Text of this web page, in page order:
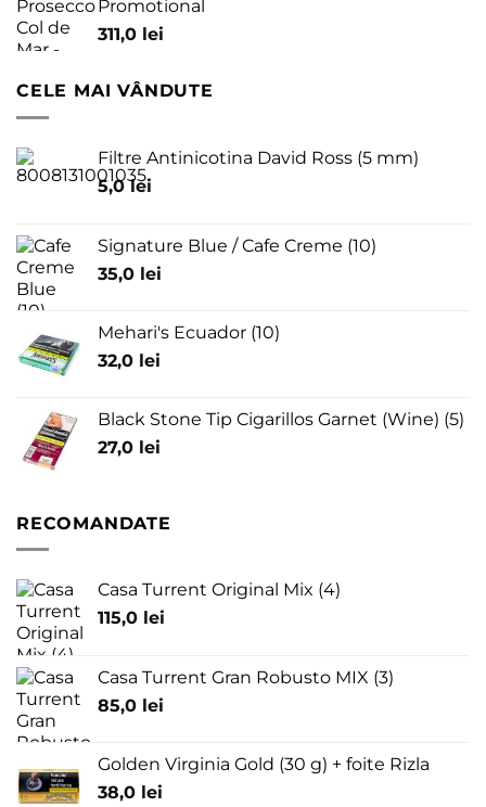
Promotional
311,0 lei
CELE MAI VÂNDUTE
Filtre Antinicotina David Ross (5 mm)
5,0lei
Signature Blue / Cafe Creme (10)
35,0 lei
Mehari's Ecuador (10)
32,0 lei
Black Stone Tip Cigarillos Garnet (Wine) (5)
27,0 lei
RECOMANDATE
Casa Turrent Original Mix (4)
115,0 lei
Casa Turrent Gran Robusto MIX (3)
85,0 lei
Golden Virginia Gold (30 g) + foite Rizla
38,0 lei